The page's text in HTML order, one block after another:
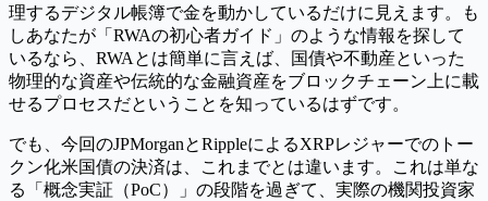
理するデジタル帳簿で金を動かしているだけに見えます。も
しあなたが「RWAの初心者ガイド」のような情報を探して
いるなら、RWAとは簡単に言えば、国債や不動産といった
物理的な資産や伝統的な金融資産をブロックチェーン上に載
せるプロセスだということを知っているはずです。
でも、今回のJPMorganとRippleによるXRPレジャーでのトー
クン化米国債の決済は、これまでとは違います。これは単な
る「概念実証（PoC）」の段階を過ぎて、実際の機関投資家